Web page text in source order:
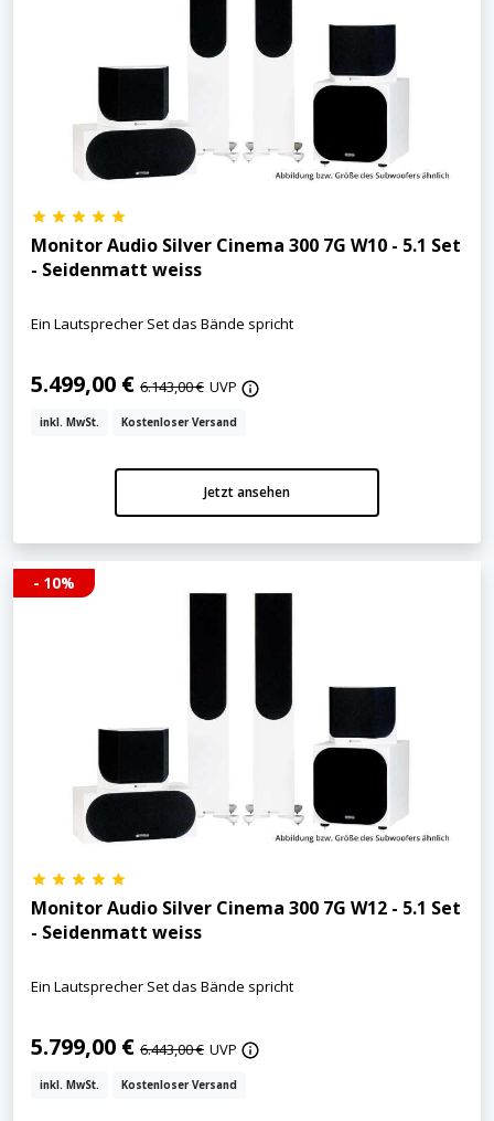
Monitor Audio Silver Cinema 300 7G W10 - 5.1 Set
- Seidenmatt weiss
Ein Lautsprecher Set das Bände spricht
5.499,00 € 6.143,00 € UVP
inkl. MwSt. Kostenloser Versand
Jetzt ansehen
- 10%
Monitor Audio Silver Cinema 300 7G W12 - 5.1 Set
- Seidenmatt weiss
Ein Lautsprecher Set das Bände spricht
5.799,00 € 6.443,00 € UVP
inkl. MwSt. Kostenloser Versand